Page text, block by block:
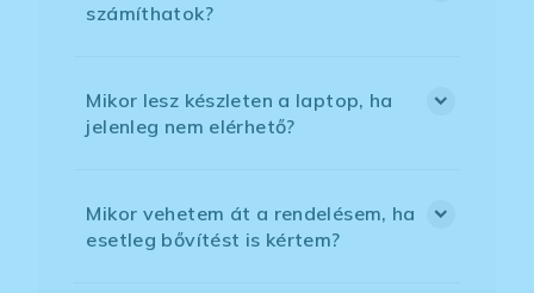
számíthatok?
Mikor lesz készleten a laptop, ha
jelenleg nem elérhető?
Mikor vehetem át a rendelésem, ha
esetleg bővítést is kértem?